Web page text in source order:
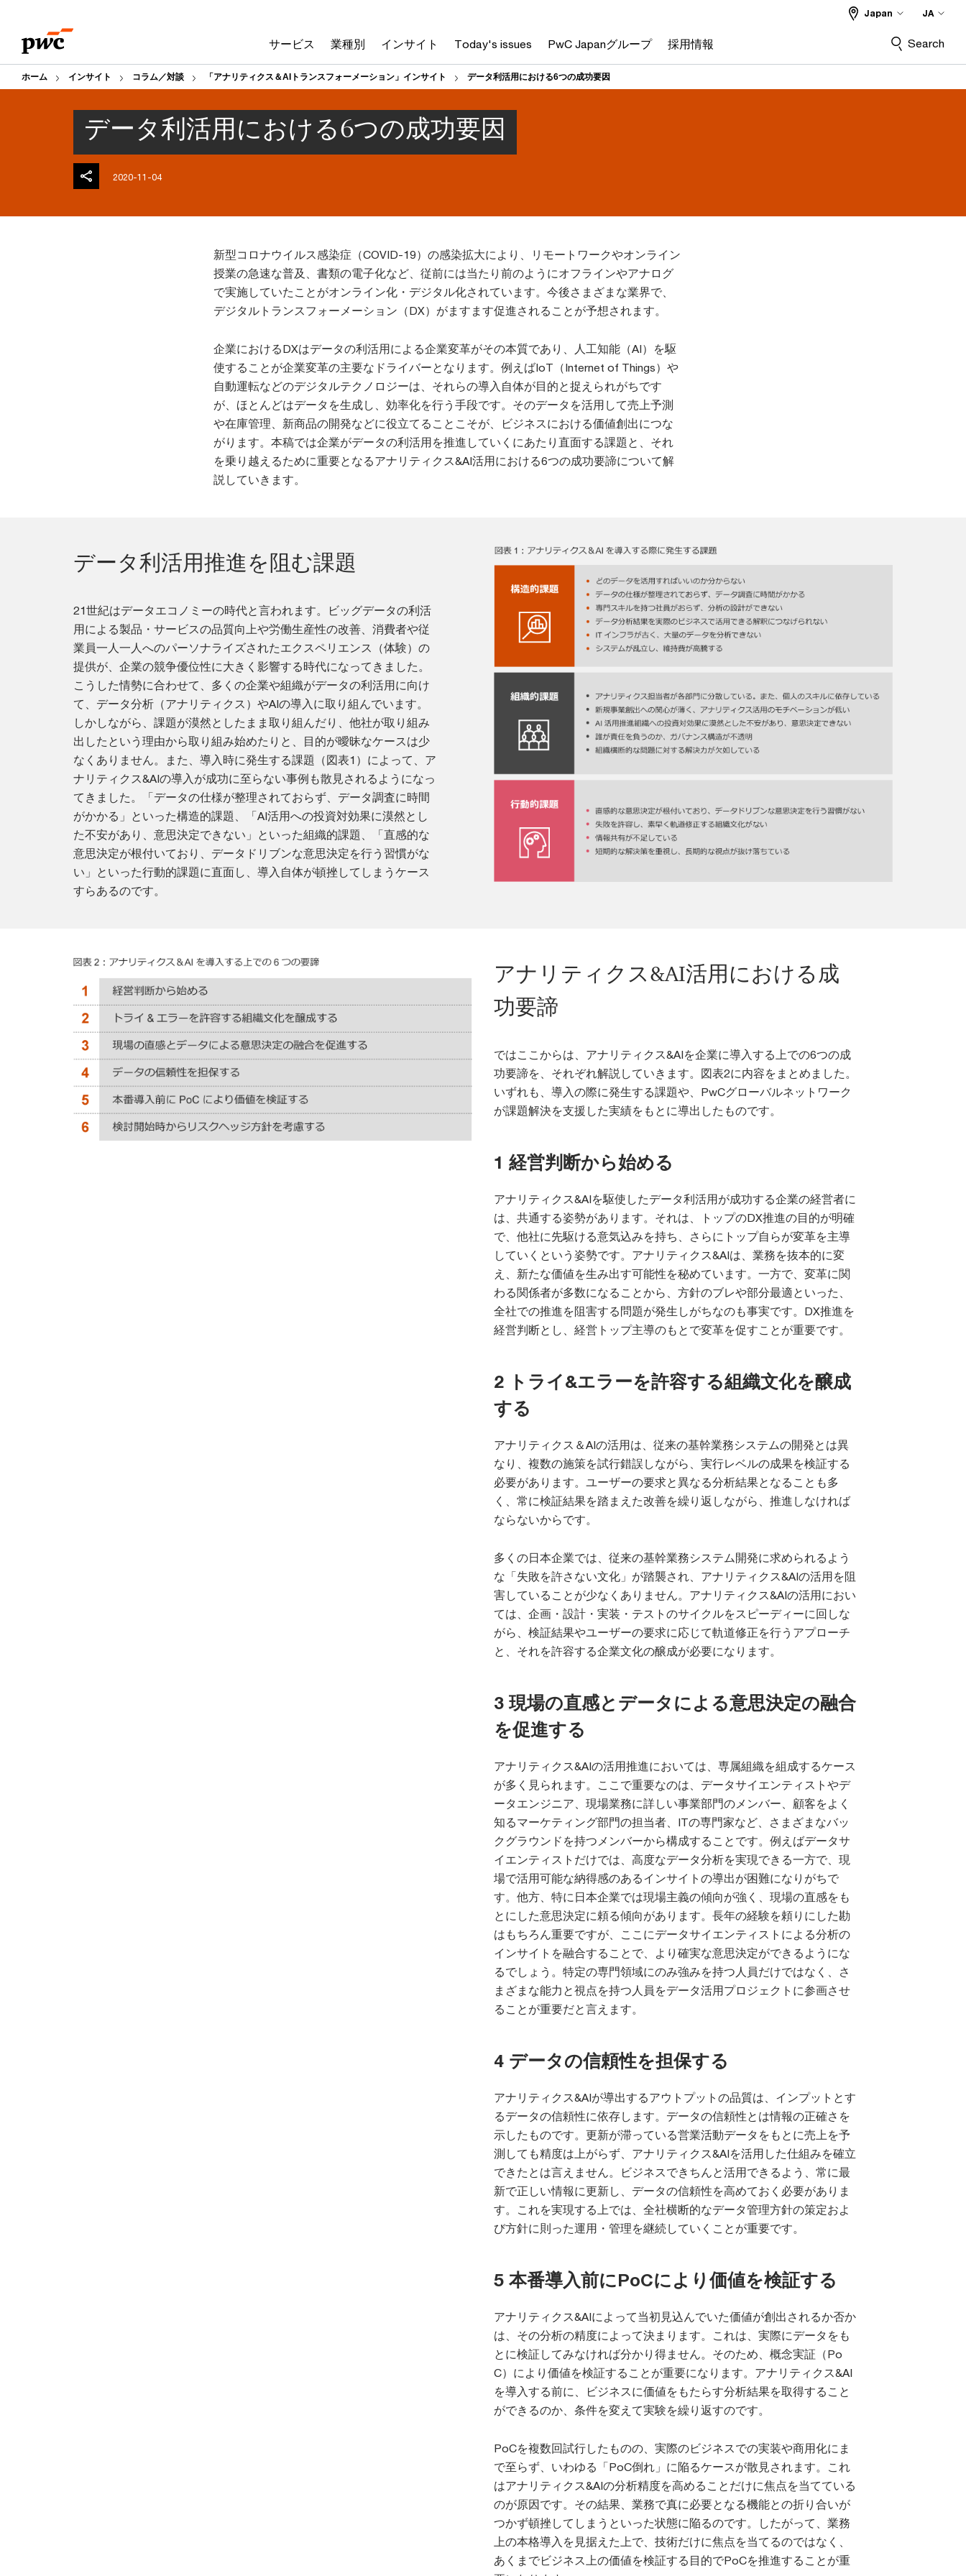
content
footer
サービス 業種別 インサイト Today's issues PwC Japanグループ 採用情報
Japan JA
Search
ホーム インサイト コラム／対談 「アナリティクス＆AIトランスフォーメーション」インサイト データ利活用における6つの成功要因
データ利活用における6つの成功要因
2020-11-04
新型コロナウイルス感染症（COVID-19）の感染拡大により、リモートワークやオンライン
授業の急速な普及、書類の電子化など、従前には当たり前のようにオフラインやアナログ
で実施していたことがオンライン化・デジタル化されています。今後さまざまな業界で、
デジタルトランスフォーメーション（DX）がますます促進されることが予想されます。
企業におけるDXはデータの利活用による企業変革がその本質であり、人工知能（AI）を駆
使することが企業変革の主要なドライバーとなります。例えばIoT（Internet of Things）や
自動運転などのデジタルテクノロジーは、それらの導入自体が目的と捉えられがちです
が、ほとんどはデータを生成し、効率化を行う手段です。そのデータを活用して売上予測
や在庫管理、新商品の開発などに役立てることこそが、ビジネスにおける価値創出につな
がります。本稿では企業がデータの利活用を推進していくにあたり直面する課題と、それ
を乗り越えるために重要となるアナリティクス&AI活用における6つの成功要諦について解
説していきます。
データ利活用推進を阻む課題
21世紀はデータエコノミーの時代と言われます。ビッグデータの利活
用による製品・サービスの品質向上や労働生産性の改善、消費者や従
業員一人一人へのパーソナライズされたエクスペリエンス（体験）の
提供が、企業の競争優位性に大きく影響する時代になってきました。
こうした情勢に合わせて、多くの企業や組織がデータの利活用に向け
て、データ分析（アナリティクス）やAIの導入に取り組んでいます。
しかしながら、課題が漠然としたまま取り組んだり、他社が取り組み
出したという理由から取り組み始めたりと、目的が曖昧なケースは少
なくありません。また、導入時に発生する課題（図表1）によって、ア
ナリティクス&AIの導入が成功に至らない事例も散見されるようになっ
てきました。「データの仕様が整理されておらず、データ調査に時間
がかかる」といった構造的課題、「AI活用への投資対効果に漠然とし
た不安があり、意思決定できない」といった組織的課題、「直感的な
意思決定が根付いており、データドリブンな意思決定を行う習慣がな
い」といった行動的課題に直面し、導入自体が頓挫してしまうケース
すらあるのです。
アナリティクス&AI活用における成
功要諦
ではここからは、アナリティクス&AIを企業に導入する上での6つの成
功要諦を、それぞれ解説していきます。図表2に内容をまとめました。
いずれも、導入の際に発生する課題や、PwCグローバルネットワーク
が課題解決を支援した実績をもとに導出したものです。
1 経営判断から始める
アナリティクス&AIを駆使したデータ利活用が成功する企業の経営者に
は、共通する姿勢があります。それは、トップのDX推進の目的が明確
で、他社に先駆ける意気込みを持ち、さらにトップ自らが変革を主導
していくという姿勢です。アナリティクス&AIは、業務を抜本的に変
え、新たな価値を生み出す可能性を秘めています。一方で、変革に関
わる関係者が多数になることから、方針のブレや部分最適といった、
全社での推進を阻害する問題が発生しがちなのも事実です。DX推進を
経営判断とし、経営トップ主導のもとで変革を促すことが重要です。
2 トライ&エラーを許容する組織文化を醸成
する
アナリティクス＆AIの活用は、従来の基幹業務システムの開発とは異
なり、複数の施策を試行錯誤しながら、実行レベルの成果を検証する
必要があります。ユーザーの要求と異なる分析結果となることも多
く、常に検証結果を踏まえた改善を繰り返しながら、推進しなければ
ならないからです。
多くの日本企業では、従来の基幹業務システム開発に求められるよう
な「失敗を許さない文化」が踏襲され、アナリティクス&AIの活用を阻
害していることが少なくありません。アナリティクス&AIの活用におい
ては、企画・設計・実装・テストのサイクルをスピーディーに回しな
がら、検証結果やユーザーの要求に応じて軌道修正を行うアプローチ
と、それを許容する企業文化の醸成が必要になります。
3 現場の直感とデータによる意思決定の融合
を促進する
アナリティクス&AIの活用推進においては、専属組織を組成するケース
が多く見られます。ここで重要なのは、データサイエンティストやデ
ータエンジニア、現場業務に詳しい事業部門のメンバー、顧客をよく
知るマーケティング部門の担当者、ITの専門家など、さまざまなバッ
クグラウンドを持つメンバーから構成することです。例えばデータサ
イエンティストだけでは、高度なデータ分析を実現できる一方で、現
場で活用可能な納得感のあるインサイトの導出が困難になりがちで
す。他方、特に日本企業では現場主義の傾向が強く、現場の直感をも
とにした意思決定に頼る傾向があります。長年の経験を頼りにした勘
はもちろん重要ですが、ここにデータサイエンティストによる分析の
インサイトを融合することで、より確実な意思決定ができるようにな
るでしょう。特定の専門領域にのみ強みを持つ人員だけではなく、さ
まざまな能力と視点を持つ人員をデータ活用プロジェクトに参画させ
ることが重要だと言えます。
4 データの信頼性を担保する
アナリティクス&AIが導出するアウトプットの品質は、インプットとす
るデータの信頼性に依存します。データの信頼性とは情報の正確さを
示したものです。更新が滞っている営業活動データをもとに売上を予
測しても精度は上がらず、アナリティクス&AIを活用した仕組みを確立
できたとは言えません。ビジネスできちんと活用できるよう、常に最
新で正しい情報に更新し、データの信頼性を高めておく必要がありま
す。これを実現する上では、全社横断的なデータ管理方針の策定およ
び方針に則った運用・管理を継続していくことが重要です。
5 本番導入前にPoCにより価値を検証する
アナリティクス&AIによって当初見込んでいた価値が創出されるか否か
は、その分析の精度によって決まります。これは、実際にデータをも
とに検証してみなければ分かり得ません。そのため、概念実証（Po
C）により価値を検証することが重要になります。アナリティクス&AI
を導入する前に、ビジネスに価値をもたらす分析結果を取得すること
ができるのか、条件を変えて実験を繰り返すのです。
PoCを複数回試行したものの、実際のビジネスでの実装や商用化にま
で至らず、いわゆる「PoC倒れ」に陥るケースが散見されます。これ
はアナリティクス&AIの分析精度を高めることだけに焦点を当てている
のが原因です。その結果、業務で真に必要となる機能との折り合いが
つかず頓挫してしまうといった状態に陥るのです。したがって、業務
上の本格導入を見据えた上で、技術だけに焦点を当てるのではなく、
あくまでビジネス上の価値を検証する目的でPoCを推進することが重